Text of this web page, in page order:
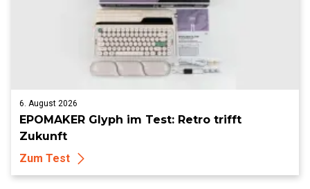
6. August 2026
EPOMAKER Glyph im Test: Retro trifft
Zukunft
Zum Test